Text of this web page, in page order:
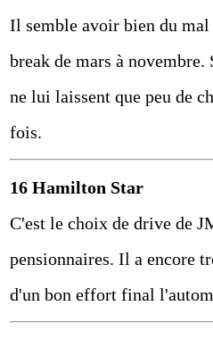
Il semble avoir bien du mal
break de mars à novembre.
ne lui laissent que peu de
fois.
16 Hamilton Star
C'est le choix de drive de
pensionnaires. Il a encore
d'un bon effort final